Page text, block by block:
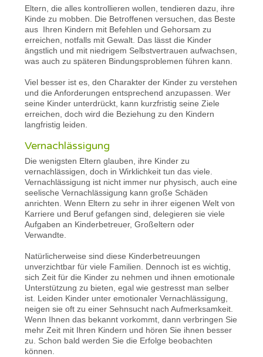
Eltern, die alles kontrollieren wollen, tendieren dazu, ihre
Kinde zu mobben. Die Betroffenen versuchen, das Beste
aus Ihren Kindern mit Befehlen und Gehorsam zu
erreichen, notfalls mit Gewalt. Das lässt die Kinder
ängstlich und mit niedrigem Selbstvertrauen aufwachsen,
was auch zu späteren Bindungsproblemen führen kann.
Viel besser ist es, den Charakter der Kinder zu verstehen
und die Anforderungen entsprechend anzupassen. Wer
seine Kinder unterdrückt, kann kurzfristig seine Ziele
erreichen, doch wird die Beziehung zu den Kindern
langfristig leiden.
Vernachlässigung
Die wenigsten Eltern glauben, ihre Kinder zu
vernachlässigen, doch in Wirklichkeit tun das viele.
Vernachlässigung ist nicht immer nur physisch, auch eine
seelische Vernachlässigung kann große Schäden
anrichten. Wenn Eltern zu sehr in ihrer eigenen Welt von
Karriere und Beruf gefangen sind, delegieren sie viele
Aufgaben an Kinderbetreuer, Großeltern oder
Verwandte.
Natürlicherweise sind diese Kinderbetreuungen
unverzichtbar für viele Familien. Dennoch ist es wichtig,
sich Zeit für die Kinder zu nehmen und ihnen emotionale
Unterstützung zu bieten, egal wie gestresst man selber
ist. Leiden Kinder unter emotionaler Vernachlässigung,
neigen sie oft zu einer Sehnsucht nach Aufmerksamkeit.
Wenn Ihnen das bekannt vorkommt, dann verbringen Sie
mehr Zeit mit Ihren Kindern und hören Sie ihnen besser
zu. Schon bald werden Sie die Erfolge beobachten
können.